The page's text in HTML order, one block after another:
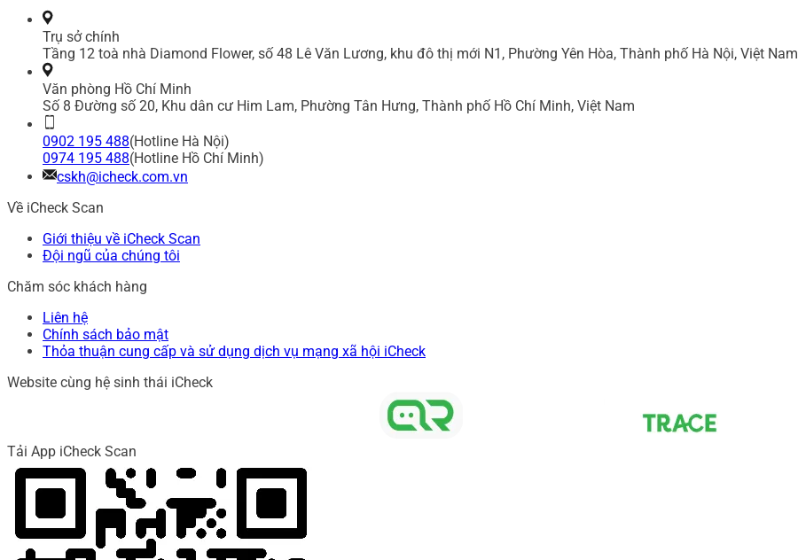
Trụ sở chính
Tầng 12 toà nhà Diamond Flower, số 48 Lê Văn Lương, khu đô thị mới N1, Phường Yên Hòa, Thành phố Hà Nội, Việt Nam
Văn phòng Hồ Chí Minh
Số 8 Đường số 20, Khu dân cư Him Lam, Phường Tân Hưng, Thành phố Hồ Chí Minh, Việt Nam
0902 195 488(Hotline Hà Nội)
0974 195 488(Hotline Hồ Chí Minh)
cskh@icheck.com.vn
Về iCheck Scan
Giới thiệu về iCheck Scan
Đội ngũ của chúng tôi
Chăm sóc khách hàng
Liên hệ
Chính sách bảo mật
Thỏa thuận cung cấp và sử dụng dịch vụ mạng xã hội iCheck
Website cùng hệ sinh thái iCheck
Tải App iCheck Scan